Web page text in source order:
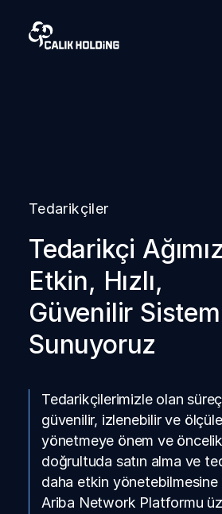
Tedarikçiler
Tedarikçi
Etkin, Hızlı,
Güvenilir
Sunuyoruz
Tedarikçilerimizle olan
güvenilir, izlenebilir ve
yönetmeye önem ve
doğrultuda satın alma ve
daha etkin
Ariba Network Platformu